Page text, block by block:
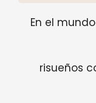
En el
risueños